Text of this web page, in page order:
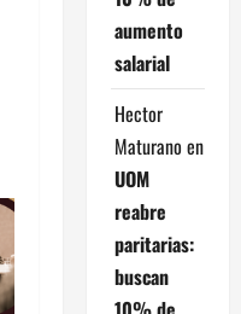
aumento
salarial
Hector
Maturano en
UOM
reabre
paritarias:
buscan